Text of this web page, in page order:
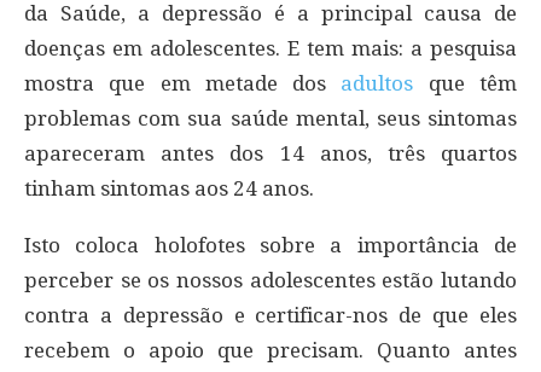
da Saúde, a depressão é a principal causa de
doenças em adolescentes. E tem mais: a pesquisa
mostra que em metade dos adultos que têm
problemas com sua saúde mental, seus sintomas
apareceram antes dos 14 anos, três quartos
tinham sintomas aos 24 anos.
Isto coloca holofotes sobre a importância de
perceber se os nossos adolescentes estão lutando
contra a depressão e certificar-nos de que eles
recebem o apoio que precisam. Quanto antes